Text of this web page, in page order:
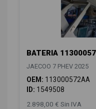
BATERIA
JAECOO 7 PHEV 2025
OEM: 113000572AA
ID: 1549508
2.898,00 € Sin IVA